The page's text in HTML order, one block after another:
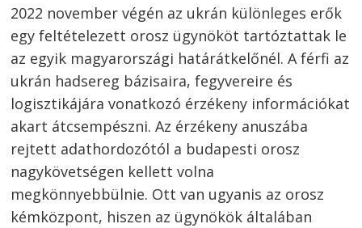
2022 november végén az ukrán különleges erők
egy feltételezett orosz ügynököt tartóztattak le
az egyik magyarországi határátkelőnél. A férfi az
ukrán hadsereg bázisaira, fegyvereire és
logisztikájára vonatkozó érzékeny információkat
akart átcsempészni. Az érzékeny anuszába
rejtett adathordozótól a budapesti orosz
nagykövetségen kellett volna
megkönnyebbülnie. Ott van ugyanis az orosz
kémközpont, hiszen az ügynökök általában